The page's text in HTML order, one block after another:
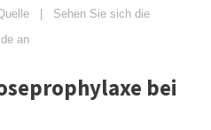
Sehen Sie sich die
an
bei